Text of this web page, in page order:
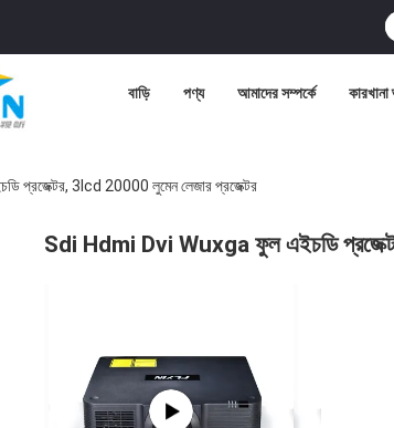
বাড়ি পণ্য আমাদের সম্পর্কে
3lcd 20000 লুমেন লেজার প্রজেক্টর
Sdi Hdmi Dvi Wuxga ফুল এইচডি